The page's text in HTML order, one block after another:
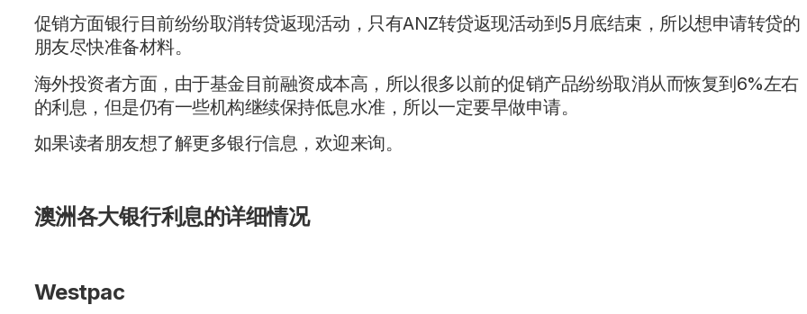
促销方面银行目前纷纷取消转贷返现活动，只有ANZ转贷返现活动到5月底结束，所以想申请转贷的
朋友尽快准备材料。
海外投资者方面，由于基金目前融资成本高，所以很多以前的促销产品纷纷取消从而恢复到6%左右
的利息，但是仍有一些机构继续保持低息水准，所以一定要早做申请。
如果读者朋友想了解更多银行信息，欢迎来询。
澳洲各大银行利息的详细情况
Westpac